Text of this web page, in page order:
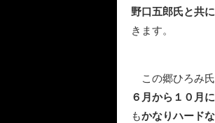
野口五郎氏と共
きます。
この郷ひろみ
６月から１０月
もかなりハード